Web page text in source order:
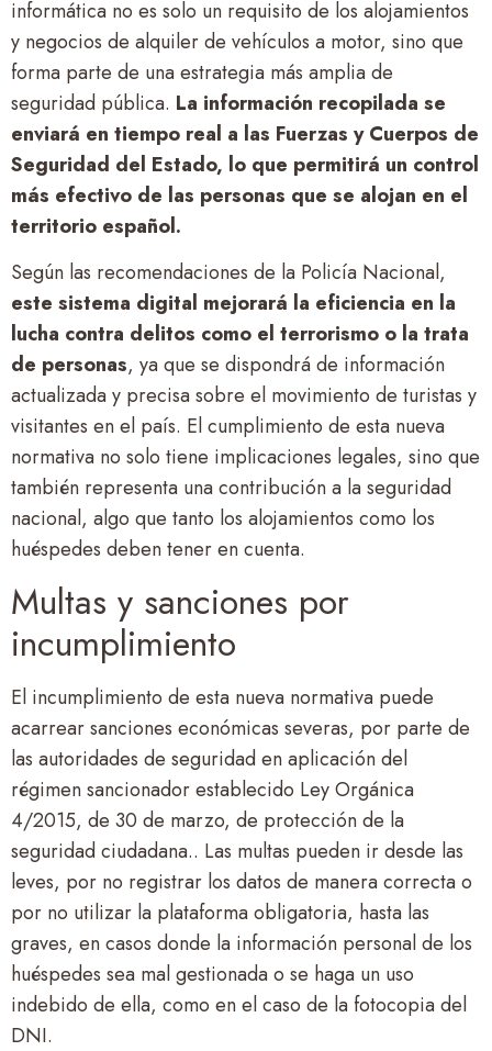
informática no es solo un requisito de los alojamientos
y negocios de alquiler de vehículos a motor, sino que
forma parte de una estrategia más amplia de
seguridad pública. La información recopilada se
enviará en tiempo real a las Fuerzas y Cuerpos de
Seguridad del Estado, lo que permitirá un control
más efectivo de las personas que se alojan en el
territorio español.
Según las recomendaciones de la Policía Nacional,
este sistema digital mejorará la eficiencia en la
lucha contra delitos como el terrorismo o la trata
de personas, ya que se dispondrá de información
actualizada y precisa sobre el movimiento de turistas y
visitantes en el país. El cumplimiento de esta nueva
normativa no solo tiene implicaciones legales, sino que
también representa una contribución a la seguridad
nacional, algo que tanto los alojamientos como los
huéspedes deben tener en cuenta.
Multas y sanciones por
incumplimiento
El incumplimiento de esta nueva normativa puede
acarrear sanciones económicas severas, por parte de
las autoridades de seguridad en aplicación del
régimen sancionador establecido Ley Orgánica
4/2015, de 30 de marzo, de protección de la
seguridad ciudadana.. Las multas pueden ir desde las
leves, por no registrar los datos de manera correcta o
por no utilizar la plataforma obligatoria, hasta las
graves, en casos donde la información personal de los
huéspedes sea mal gestionada o se haga un uso
indebido de ella, como en el caso de la fotocopia del
DNI.